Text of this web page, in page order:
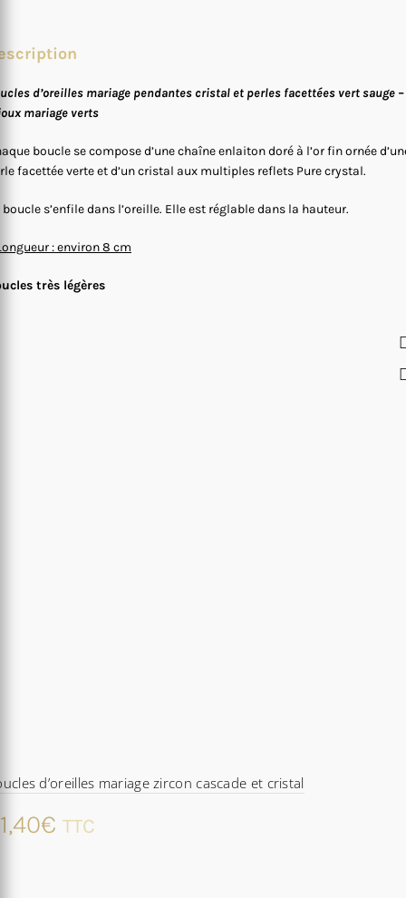
d’oreilles mariage pendantes cristal et perles facettées vert sauge –
mariage verts
boucle se compose d’une chaîne enlaiton doré à l’or fin ornée
facettée verte et d’un cristal aux multiples reflets Pure crystal.
boucle s’enfile dans l’oreille. Elle est réglable dans la hauteur.
: environ 8 cm
très légères
d’oreilles mariage zircon cascade et cristal
€ TTC